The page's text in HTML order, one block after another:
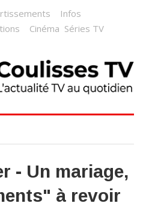
Infos
Cinéma Séries TV
- Un mariage,
à revoir